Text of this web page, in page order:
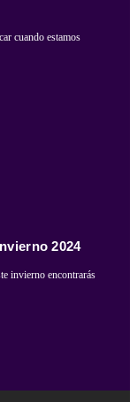
cuando estamos
2024
invierno encontrarás